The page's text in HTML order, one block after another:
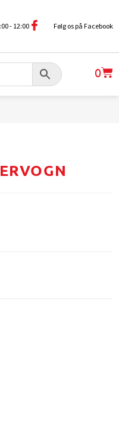
- 12:00 Følg os på Facebook
0